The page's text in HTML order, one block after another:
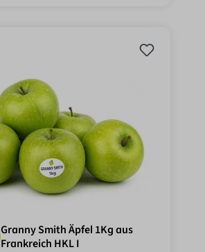
Granny Smith Äpfel 1Kg aus
Frankreich HKL I